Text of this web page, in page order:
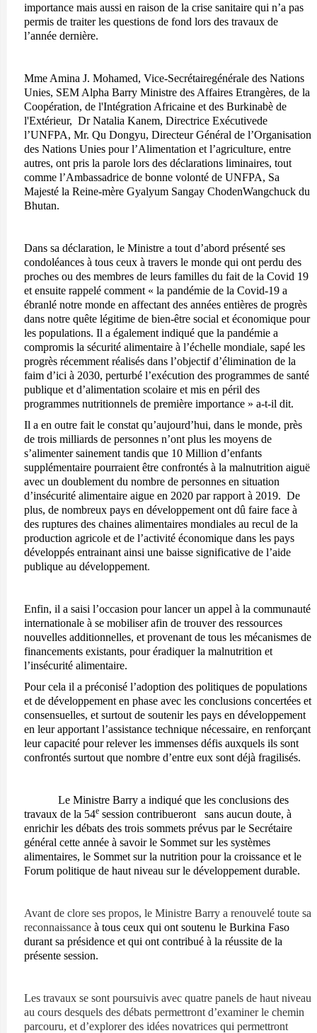
importance mais aussi en raison de la crise sanitaire qui n’a pas
permis de traiter les questions de fond lors des travaux de
l’année dernière.
Mme Amina J. Mohamed, Vice-Secrétairegénérale des Nations
Unies, SEM Alpha Barry Ministre des Affaires Etrangères, de la
Coopération, de l'Intégration Africaine et des Burkinabè de
l'Extérieur, Dr Natalia Kanem, Directrice Exécutivede
l’UNFPA, Mr. Qu Dongyu, Directeur Général de l’Organisation
des Nations Unies pour l’Alimentation et l’agriculture, entre
autres, ont pris la parole lors des déclarations liminaires, tout
comme l’Ambassadrice de bonne volonté de UNFPA, Sa
Majesté la Reine-mère Gyalyum Sangay ChodenWangchuck du
Bhutan.
Dans sa déclaration, le Ministre a tout d’abord présenté ses
condoléances à tous ceux à travers le monde qui ont perdu des
proches ou des membres de leurs familles du fait de la Covid 19
et ensuite rappelé comment « la pandémie de la Covid-19 a
ébranlé notre monde en affectant des années entières de progrès
dans notre quête légitime de bien-être social et économique pour
les populations. Il a également indiqué que la pandémie a
compromis la sécurité alimentaire à l’échelle mondiale, sapé les
progrès récemment réalisés dans l’objectif d’élimination de la
faim d’ici à 2030, perturbé l’exécution des programmes de santé
publique et d’alimentation scolaire et mis en péril des
programmes nutritionnels de première importance » a-t-il dit.
Il a en outre fait le constat qu’aujourd’hui, dans le monde, près
de trois milliards de personnes n’ont plus les moyens de
s’alimenter sainement tandis que 10 Million d’enfants
supplémentaire pourraient être confrontés à la malnutrition aiguë
avec un doublement du nombre de personnes en situation
d’insécurité alimentaire aigue en 2020 par rapport à 2019. De
plus, de nombreux pays en développement ont dû faire face à
des ruptures des chaines alimentaires mondiales au recul de la
production agricole et de l’activité économique dans les pays
développés entrainant ainsi une baisse significative de l’aide
publique au développement.
Enfin, il a saisi l’occasion pour lancer un appel à la communauté
internationale à se mobiliser afin de trouver des ressources
nouvelles additionnelles, et provenant de tous les mécanismes de
financements existants, pour éradiquer la malnutrition et
l’insécurité alimentaire.
Pour cela il a préconisé l’adoption des politiques de populations
et de développement en phase avec les conclusions concertées et
consensuelles, et surtout de soutenir les pays en développement
en leur apportant l’assistance technique nécessaire, en renforçant
leur capacité pour relever les immenses défis auxquels ils sont
confrontés surtout que nombre d’entre eux sont déjà fragilisés.
Le Ministre Barry a indiqué que les conclusions des
travaux de la 54esession contribueront sans aucun doute, à
enrichir les débats des trois sommets prévus par le Secrétaire
général cette année à savoir le Sommet sur les systèmes
alimentaires, le Sommet sur la nutrition pour la croissance et le
Forum politique de haut niveau sur le développement durable.
Avant de clore ses propos, le Ministre Barry a renouvelé toute sa
reconnaissance à tous ceux qui ont soutenu le Burkina Faso
durant sa présidence et qui ont contribué à la réussite de la
présente session.
Les travaux se sont poursuivis avec quatre panels de haut niveau
au cours desquels des débats permettront d’examiner le chemin
parcouru, et d’explorer des idées novatrices qui permettront